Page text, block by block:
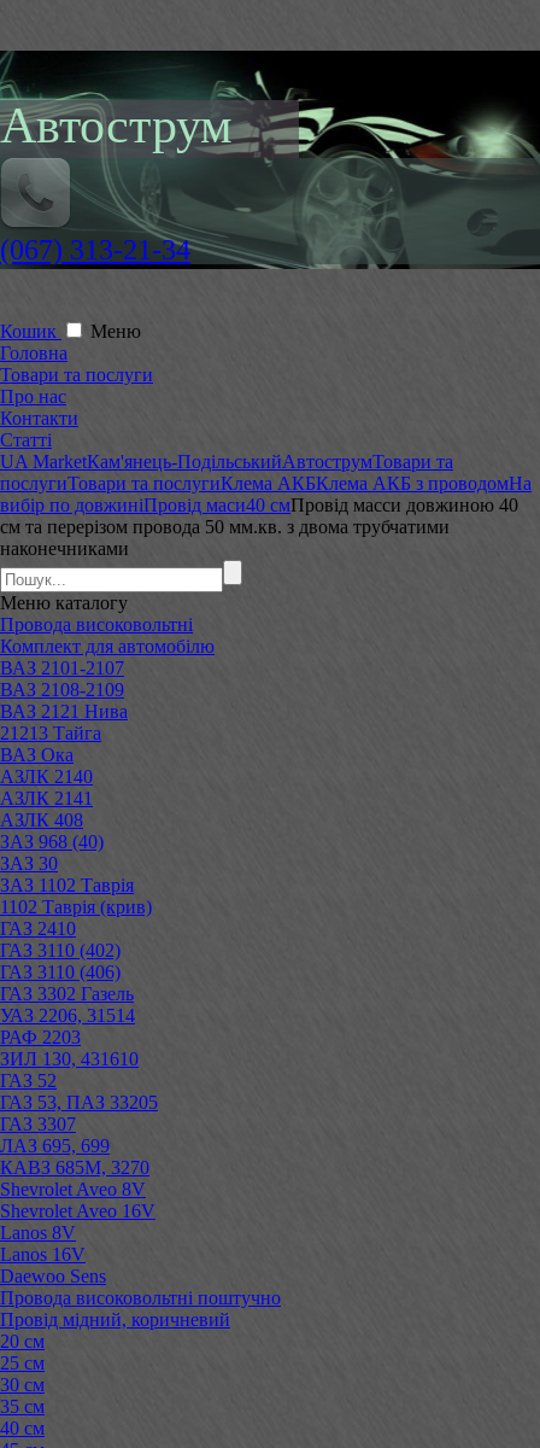
Автострум
(067) 313-21-34
Кошик
Меню
Головна
Товари та послуги
Про нас
Контакти
Статті
UA MarketКам'янець-ПодільськийАвтострумТовари та
послугиТовари та послугиКлема АКБКлема АКБ з проводомНа
вибір по довжиніПровід маси40 смПровід масси довжиною 40
см та перерізом провода 50 мм.кв. з двома трубчатими
наконечниками
Меню каталогу
Провода високовольтні
Комплект для автомобілю
ВАЗ 2101-2107
ВАЗ 2108-2109
ВАЗ 2121 Нива
21213 Тайга
ВАЗ Ока
АЗЛК 2140
АЗЛК 2141
АЗЛК 408
ЗАЗ 968 (40)
ЗАЗ 30
ЗАЗ 1102 Таврія
1102 Таврія (крив)
ГАЗ 2410
ГАЗ 3110 (402)
ГАЗ 3110 (406)
ГАЗ 3302 Газель
УАЗ 2206, 31514
РАФ 2203
ЗИЛ 130, 431610
ГАЗ 52
ГАЗ 53, ПАЗ 33205
ГАЗ 3307
ЛАЗ 695, 699
КАВЗ 685М, 3270
Shevrolet Aveo 8V
Shevrolet Aveo 16V
Lanos 8V
Lanos 16V
Daewoo Sens
Провода високовольтні поштучно
Провід мідний, коричневий
20 см
25 см
30 см
35 см
40 см